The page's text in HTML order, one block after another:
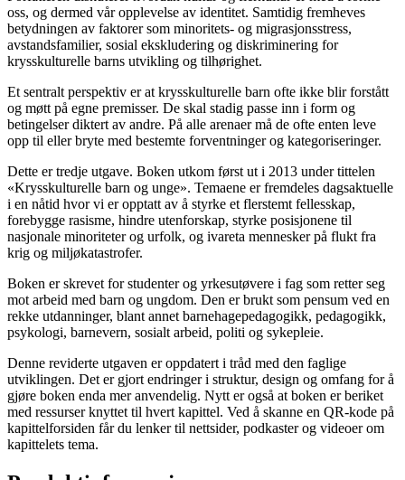
oss, og dermed vår opplevelse av identitet. Samtidig fremheves
betydningen av faktorer som minoritets- og migrasjonsstress,
avstandsfamilier, sosial ekskludering og diskriminering for
krysskulturelle barns utvikling og tilhørighet.
Et sentralt perspektiv er at krysskulturelle barn ofte ikke blir forstått
og møtt på egne premisser. De skal stadig passe inn i form og
betingelser diktert av andre. På alle arenaer må de ofte enten leve
opp til eller bryte med bestemte forventninger og kategoriseringer.
Dette er tredje utgave. Boken utkom først ut i 2013 under tittelen
«Krysskulturelle barn og unge». Temaene er fremdeles dagsaktuelle
i en nåtid hvor vi er opptatt av å styrke et flerstemt fellesskap,
forebygge rasisme, hindre utenforskap, styrke posisjonene til
nasjonale minoriteter og urfolk, og ivareta mennesker på flukt fra
krig og miljøkatastrofer.
Boken er skrevet for studenter og yrkesutøvere i fag som retter seg
mot arbeid med barn og ungdom. Den er brukt som pensum ved en
rekke utdanninger, blant annet barnehagepedagogikk, pedagogikk,
psykologi, barnevern, sosialt arbeid, politi og sykepleie.
Denne reviderte utgaven er oppdatert i tråd med den faglige
utviklingen. Det er gjort endringer i struktur, design og omfang for å
gjøre boken enda mer anvendelig. Nytt er også at boken er beriket
med ressurser knyttet til hvert kapittel. Ved å skanne en QR-kode på
kapittelforsiden får du lenker til nettsider, podkaster og videoer om
kapittelets tema.